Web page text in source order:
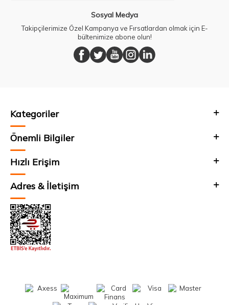
Sosyal Medya
Takipçilerimize Özel Kampanya ve Fırsatlardan olmak için E-
bültenimize abone olun!
Kategoriler
Önemli Bilgiler
Hızlı Erişim
Adres & İletişim